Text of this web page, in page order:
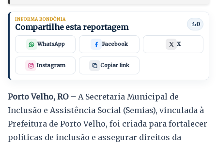
INFORMA RONDÔNIA
Compartilhe esta reportagem 0
WhatsApp Facebook X
Instagram Copiar link
Porto Velho, RO – A Secretaria Municipal de
Inclusão e Assistência Social (Semias), vinculada à
Prefeitura de Porto Velho, foi criada para fortalecer
políticas de inclusão e assegurar direitos da